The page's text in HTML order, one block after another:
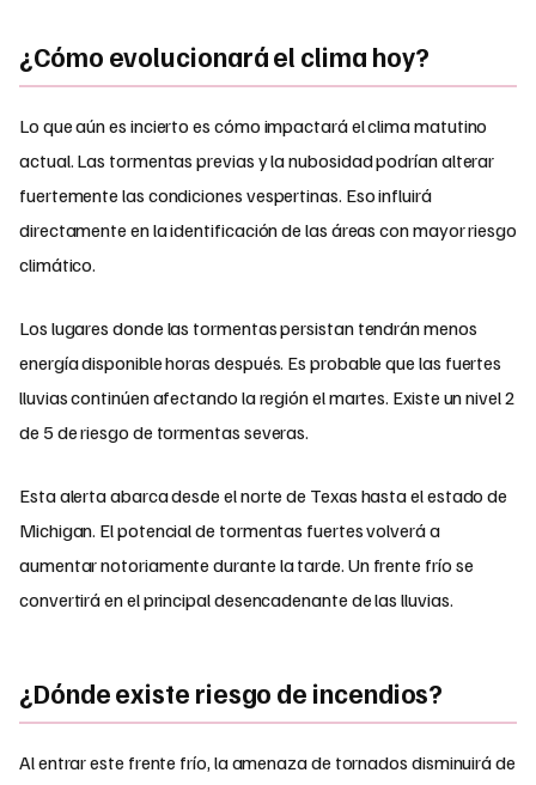
¿Cómo evolucionará el clima hoy?
Lo que aún es incierto es cómo impactará el clima matutino
actual. Las tormentas previas y la nubosidad podrían alterar
fuertemente las condiciones vespertinas. Eso influirá
directamente en la identificación de las áreas con mayor riesgo
climático.
Los lugares donde las tormentas persistan tendrán menos
energía disponible horas después. Es probable que las fuertes
lluvias continúen afectando la región el martes. Existe un nivel 2
de 5 de riesgo de tormentas severas.
Esta alerta abarca desde el norte de Texas hasta el estado de
Michigan. El potencial de tormentas fuertes volverá a
aumentar notoriamente durante la tarde. Un frente frío se
convertirá en el principal desencadenante de las lluvias.
¿Dónde existe riesgo de incendios?
Al entrar este frente frío, la amenaza de tornados disminuirá de